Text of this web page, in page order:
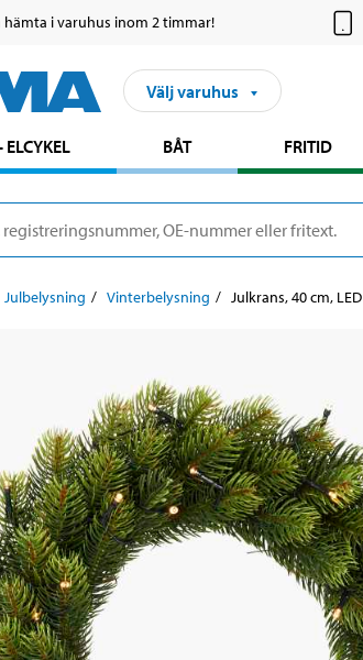
hämta i varuhus inom 2 timmar!
Välj varuhus
ELCYKEL BÅT FRITID
Julbelysning Vinterbelysning Julkrans, 40 cm, LED